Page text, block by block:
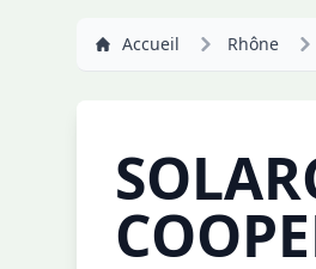
Accueil Rhône